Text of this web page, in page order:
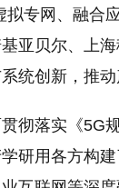
专网、融合
亚贝尔、上
统创新，推动
彻落实《5G
研用各方构